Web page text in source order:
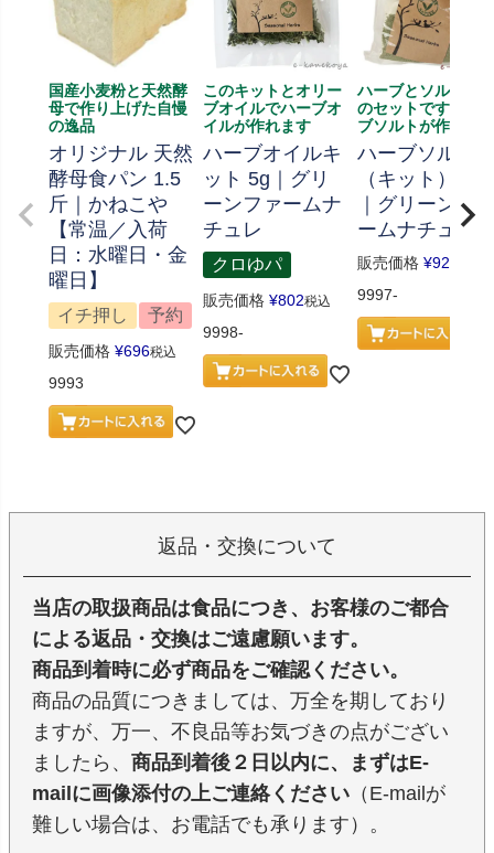
国産小麦粉と天然酵
母で作り上げた自慢
の逸品
オリジナル 天然
酵母食パン 1.5
斤｜かねこや
【常温／入荷
日：水曜日・金
曜日】
イチ押し 予約
販売価格 ¥696税込
9993
このキットとオリー
ブオイルでハーブオ
イルが作れます
ハーブオイルキ
ット 5g｜グリ
ーンファームナ
チュレ
クロゆパ
販売価格 ¥802税込
9998-
ハーブとソルト、
のセットです、ハ
ブソルトが作れま
ハーブソルト
（キット） 70g
｜グリーンフ
ームナチュレ
販売価格 ¥926
9997-
返品・交換について
当店の取扱商品は食品につき、お客様のご都合
による返品・交換はご遠慮願います。
商品到着時に必ず商品をご確認ください。
商品の品質につきましては、万全を期しており
ますが、万一、不良品等お気づきの点がござい
ましたら、 商品到着後２日以内に、まずはE-
mailに画像添付の上ご連絡ください （E-mailが
難しい場合は、お電話でも承ります）。